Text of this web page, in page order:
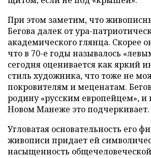
При этом заметим, что
Бегова далек от ура-
академического глянца. Скорее
что в 70-е годы называлось
сегодня оценивается как яркий
стиль художника, что тоже не
покровителям и меценатам.
родину «русским европейцем», и
Новом Манеже это подчеркивает.
Угловатая основательность его
живописи придает ей
насыщенность